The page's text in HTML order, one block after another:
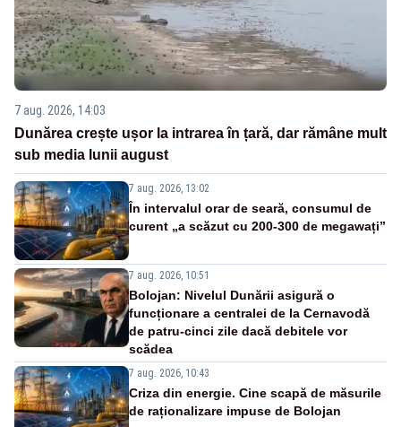
7 aug. 2026, 14:03
Dunărea crește ușor la intrarea în țară, dar rămâne mult
sub media lunii august
7 aug. 2026, 13:02
În intervalul orar de seară, consumul de
curent „a scăzut cu 200-300 de megawați”
7 aug. 2026, 10:51
Bolojan: Nivelul Dunării asigură o
funcționare a centralei de la Cernavodă
de patru-cinci zile dacă debitele vor
scădea
7 aug. 2026, 10:43
Criza din energie. Cine scapă de măsurile
de raționalizare impuse de Bolojan